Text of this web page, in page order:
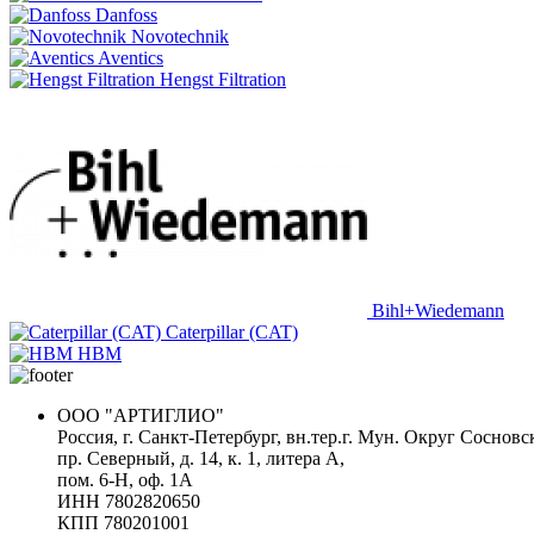
Danfoss
Novotechnik
Aventics
Hengst Filtration
Bihl+Wiedemann
Caterpillar (CAT)
HBM
ООО "АРТИГЛИО"
Россия, г. Санкт-Петербург, вн.тер.г. Мун. Округ
пр. Северный, д. 14, к. 1, литера А,
пом. 6-Н, оф. 1А
ИНН 7802820650
КПП 780201001